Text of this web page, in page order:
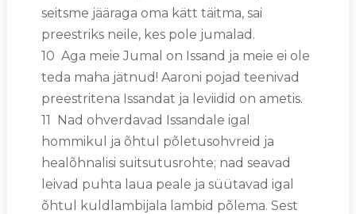
seitsme jääraga oma kätt täitma, sai
preestriks neile, kes pole jumalad.
10 Aga meie Jumal on Issand ja meie ei ole
teda maha jätnud! Aaroni pojad teenivad
preestritena Issandat ja leviidid on ametis.
11 Nad ohverdavad Issandale igal
hommikul ja õhtul põletusohvreid ja
healõhnalisi suitsutusrohte; nad seavad
leivad puhta laua peale ja süütavad igal
õhtul kuldlambijala lambid põlema. Sest